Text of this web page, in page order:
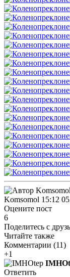
Komsomol 15:12
Оцените пост
6
Поделитесь с
Читайте также
Комментарии (11)
+1
Ответить